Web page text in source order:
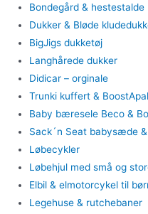
Bondegård & hestestalde
Dukker & Bløde
BigJigs dukketøj
Langhårede dukker
Didicar – orginale
Trunki kuffert &
Baby bæresele Beco &
Sack´n Seat babysæde
Løbecykler
Løbehjul med små og
Elbil & elmotorcykel til
Legehuse & rutchebaner